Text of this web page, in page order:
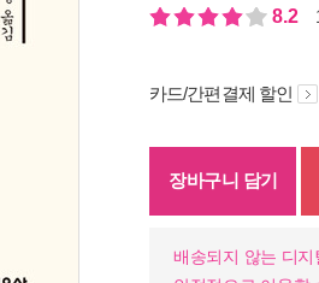
8.2
카드/간편결제 할인
장바구니 담기
배송되지 않는 디